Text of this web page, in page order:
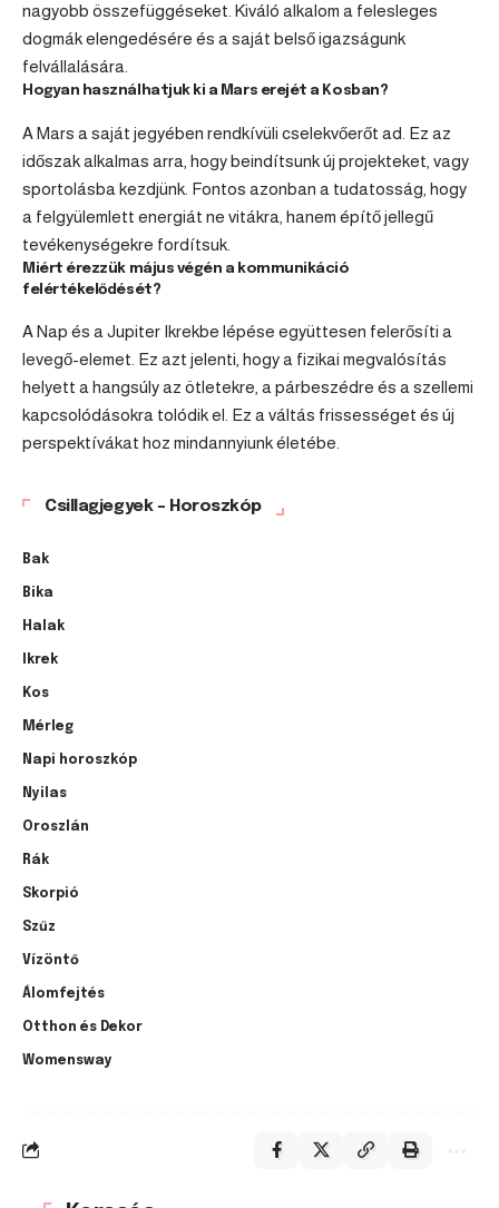
nagyobb összefüggéseket. Kiváló alkalom a felesleges
dogmák elengedésére és a saját belső igazságunk
felvállalására.
Hogyan használhatjuk ki a Mars erejét a Kosban?
A Mars a saját jegyében rendkívüli cselekvőerőt ad. Ez az
időszak alkalmas arra, hogy beindítsunk új projekteket, vagy
sportolásba kezdjünk. Fontos azonban a tudatosság, hogy
a felgyülemlett energiát ne vitákra, hanem építő jellegű
tevékenységekre fordítsuk.
Miért érezzük május végén a kommunikáció
felértékelődését?
A Nap és a Jupiter Ikrekbe lépése együttesen felerősíti a
levegő-elemet. Ez azt jelenti, hogy a fizikai megvalósítás
helyett a hangsúly az ötletekre, a párbeszédre és a szellemi
kapcsolódásokra tolódik el. Ez a váltás frissességet és új
perspektívákat hoz mindannyiunk életébe.
Csillagjegyek – Horoszkóp
Bak
Bika
Halak
Ikrek
Kos
Mérleg
Napi horoszkóp
Nyilas
Oroszlán
Rák
Skorpió
Szűz
Vízöntő
Álomfejtés
Otthon és Dekor
Womensway